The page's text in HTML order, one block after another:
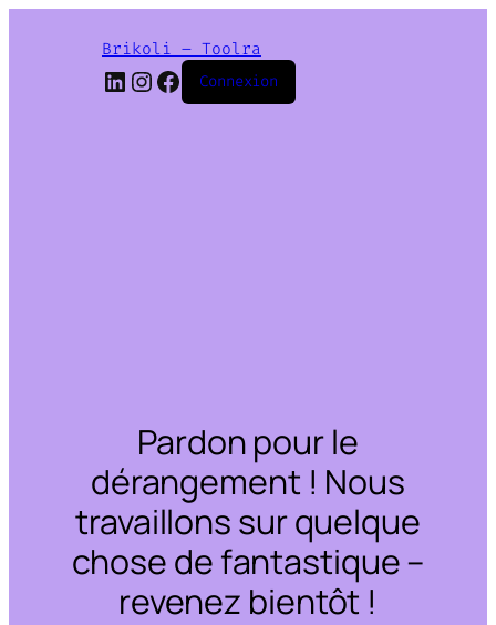
Brikoli – Toolra
LinkedIn
Instagram
Facebook
Connexion
Pardon pour le
dérangement ! Nous
travaillons sur quelque
chose de fantastique –
revenez bientôt !